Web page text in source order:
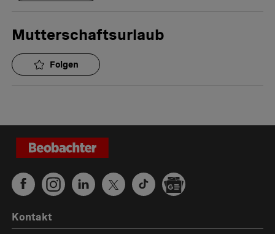
Mutterschaftsurlaub
Folgen
Kontakt